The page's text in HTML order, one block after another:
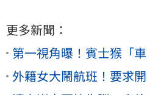
更多新聞：
第一視角曝！賓士猴「
外籍女大鬧航班！要求